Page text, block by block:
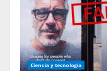
Ciencia y tecnologia